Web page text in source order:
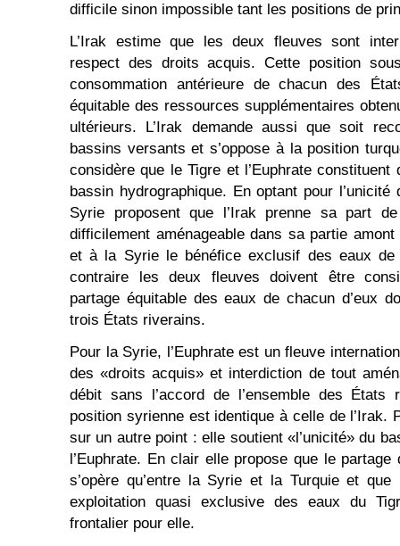
difficile sinon impossible tant les positions de
L’Irak estime que les deux fleuves sont
respect des droits acquis. Cette position
consommation antérieure de chacun des
équitable des ressources supplémentaires
ultérieurs. L’Irak demande aussi que soit
bassins versants et s’oppose à la position
considère que le Tigre et l’Euphrate constituent
bassin hydrographique. En optant pour
Syrie proposent que l’Irak prenne sa part
difficilement aménageable dans sa partie
et à la Syrie le bénéfice exclusif des eaux de
contraire les deux fleuves doivent être
partage équitable des eaux de chacun d’eux
trois États riverains.
Pour la Syrie, l’Euphrate est un fleuve
des «droits acquis» et interdiction de tout
débit sans l’accord de l’ensemble des
position syrienne est identique à celle de l’Irak.
sur un autre point : elle soutient «l’unicité» du
l’Euphrate. En clair elle propose que le partage
s’opère qu’entre la Syrie et la Turquie et que
exploitation quasi exclusive des eaux du
frontalier pour elle.